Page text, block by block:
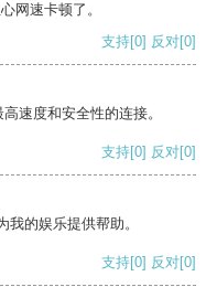
网速卡顿了。
支持[0] 反对[0]
速度和安全性的连接。
支持[0] 反对[0]
的娱乐提供帮助。
支持[0] 反对[0]